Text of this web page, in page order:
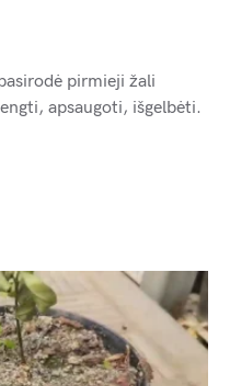
pirmieji žali
apsaugoti, išgelbėti.